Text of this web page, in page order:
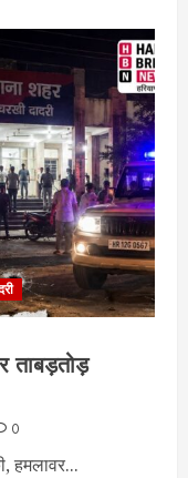
ताबड़तोड़
0
हमलावर...